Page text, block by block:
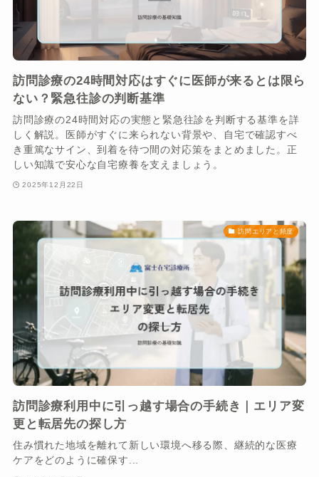
訪問診療の24時間対応はすぐに医師が来るとは限ら
ない？緊急往診の判断基準
訪問診療の24時間対応の実態と緊急往診を判断する基準を詳
しく解説。医師がすぐに来られない背景や、自宅で確認すべ
き重篤なサイン、到着を待つ間の対応策をまとめました。正
しい知識で安心な自宅療養を支えましょう。
2025年12月22日
訪問エリアと頻度
訪問診療利用中に引っ越す場合の手続き｜エリア変
更と転居先の探し方
住み慣れた地域を離れて新しい環境へ移る際、継続的な医療
ケアをどのように確保す...